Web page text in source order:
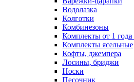
Водолазка
Колготки
Комбинезоны
Комплекты от 1 года
Комплекты ясельные
Кофты, джемпера
Лосины, бриджи
Носки
Песочник